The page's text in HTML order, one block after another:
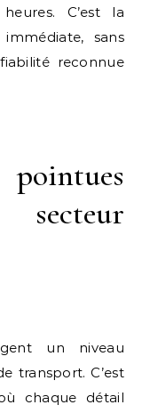
C’est la
sans
reconnue
un niveau
transport. C’est
chaque détail